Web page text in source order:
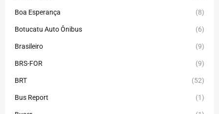
Boa Esperança (8)
Botucatu Auto Ônibus (6)
Brasileiro (9)
BRS-FOR (9)
BRT (52)
Bus Report (1)